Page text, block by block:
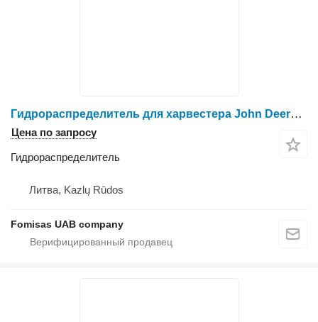
Гидрораспределитель для харвестера John Deere 1470
Цена по запросу
Гидрораспределитель
Литва, Kazlų Rūdos
Fomisas UAB company